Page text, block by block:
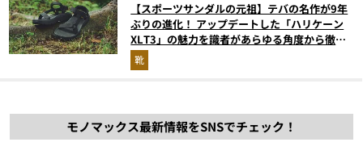
【スポーツサンダルの元祖】テバの名作が9年
ぶりの進化！ アップデートした「ハリケーン
XLT3」の魅力を識者があらゆる角度から徹底
解説！
靴
モノマックス最新情報をSNSでチェック！